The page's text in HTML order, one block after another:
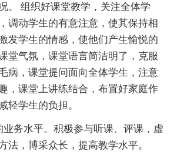
。 组织好课堂教学，关注全体学
调动学生的有意注意，使其保持相
发学生的情感，使他们产生愉悦的
堂气氛，课堂语言简洁明了，克服
病，课堂提问面向全体学生，注意
，课堂上讲练结合，布置好家庭作
轻学生的负担。
业务水平。积极参与听课、评课，虚
法，博采众长，提高教学水平。